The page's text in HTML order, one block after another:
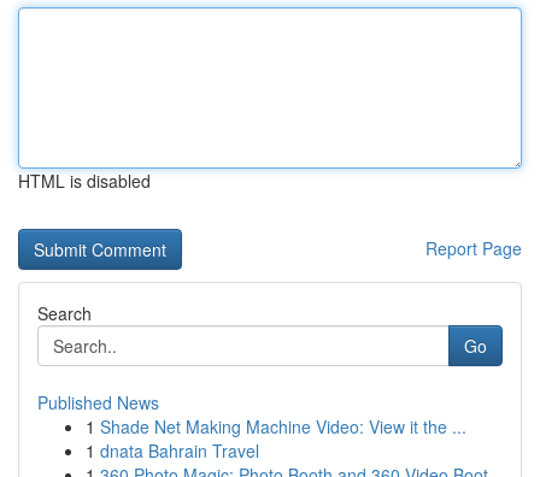
HTML is disabled
Report Page
Search
Go
Published News
1 Shade Net Making Machine Video: View it the ...
1 dnata Bahrain Travel